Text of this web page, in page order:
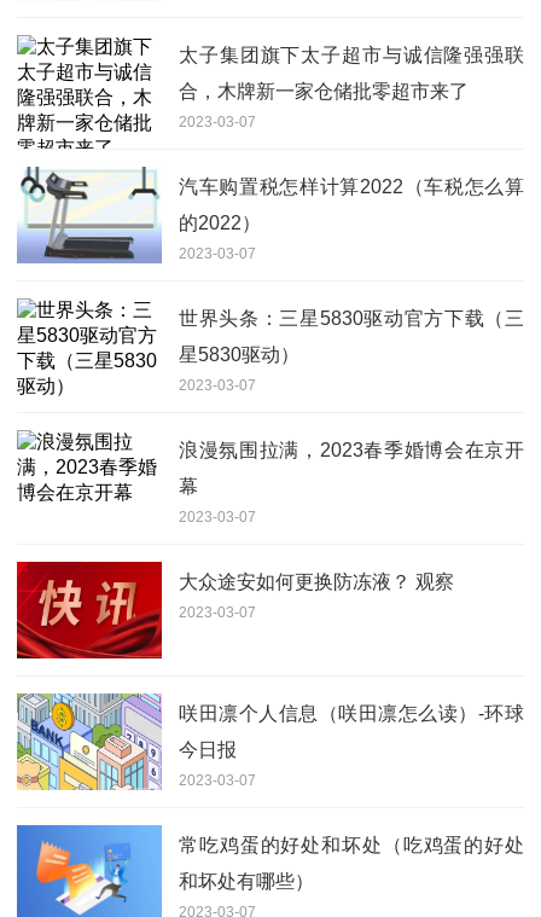
太子集团旗下太子超市与诚信隆强强联
合，木牌新一家仓储批零超市来了
2023-03-07
汽车购置税怎样计算2022（车税怎么算
的2022）
2023-03-07
世界头条：三星5830驱动官方下载（三
星5830驱动）
2023-03-07
浪漫氛围拉满，2023春季婚博会在京开
幕
2023-03-07
大众途安如何更换防冻液？ 观察
2023-03-07
咲田凛个人信息（咲田凛怎么读）-环球
今日报
2023-03-07
常吃鸡蛋的好处和坏处（吃鸡蛋的好处
和坏处有哪些）
2023-03-07